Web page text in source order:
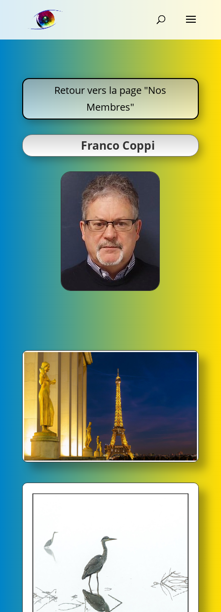
Retour vers la page "Nos
Membres"
Franco Coppi